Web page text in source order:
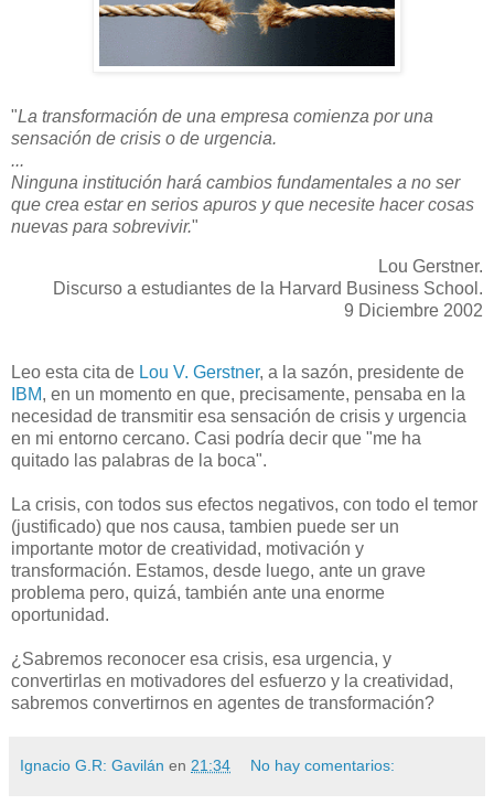
"La transformación de una empresa comienza por una
sensación de crisis o de urgencia.
...
Ninguna institución hará cambios fundamentales a no ser
que crea estar en serios apuros y que necesite hacer cosas
nuevas para sobrevivir."
Lou Gerstner.
Discurso a estudiantes de la Harvard Business School.
9 Diciembre 2002
Leo esta cita de Lou V. Gerstner, a la sazón, presidente de
IBM, en un momento en que, precisamente, pensaba en la
necesidad de transmitir esa sensación de crisis y urgencia
en mi entorno cercano. Casi podría decir que "me ha
quitado las palabras de la boca".
La crisis, con todos sus efectos negativos, con todo el temor
(justificado) que nos causa, tambien puede ser un
importante motor de creatividad, motivación y
transformación. Estamos, desde luego, ante un grave
problema pero, quizá, también ante una enorme
oportunidad.
¿Sabremos reconocer esa crisis, esa urgencia, y
convertirlas en motivadores del esfuerzo y la creatividad,
sabremos convertirnos en agentes de transformación?
Ignacio G.R: Gavilán en 21:34 No hay comentarios: